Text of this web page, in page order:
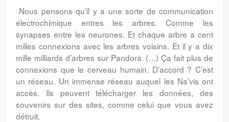
Nous pensons qu’il y a une sorte de communication
électrochimique entres les arbres. Comme les
synapses entre les neurones. Et chaque arbre a cent
milles connexions avec les arbres voisins. Et il y a dix
mille milliards d’arbres sur Pandora. (…) Ça fait plus de
connexions que le cerveau humain. D’accord ? C’est
un réseau. Un immense réseau auquel les Na’vis ont
accès. Ils peuvent télécharger les données, des
souvenirs sur des sites, comme celui que vous avez
détruit.